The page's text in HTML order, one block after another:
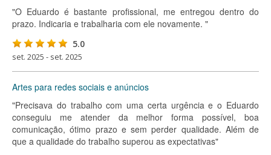
"O Eduardo é bastante profissional, me entregou dentro do
prazo. Indicaria e trabalharia com ele novamente. "
5.0
set. 2025 - set. 2025
Artes para redes sociais e anúncios
"Precisava do trabalho com uma certa urgência e o Eduardo
conseguiu me atender da melhor forma possível, boa
comunicação, ótimo prazo e sem perder qualidade. Além de
que a qualidade do trabalho superou as expectativas"